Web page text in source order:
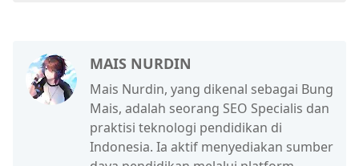
MAIS NURDIN
Mais Nurdin, yang dikenal sebagai Bung
Mais, adalah seorang SEO Specialis dan
praktisi teknologi pendidikan di
Indonesia. Ia aktif menyediakan sumber